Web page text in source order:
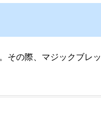
その際、マジックブレ